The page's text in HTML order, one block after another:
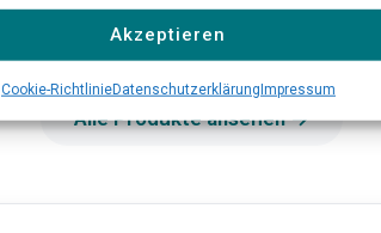
Akzeptieren
Cookie-RichtlinieDatenschutzerklärungImpressum
Mehr erfahren →
Alle Produkte ansehen →